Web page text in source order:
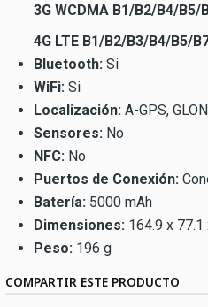
3G WCDMA B1/B2/B4/B5/
4G LTE B1/B2/B3/B4/B5/
Bluetooth: Si
WiFi: Si
Localización: A-GPS,
Sensores: No
NFC: No
Puertos de Conexión:
Batería: 5000 mAh
Dimensiones: 164.9 x 77.1
Peso: 196 g
COMPARTIR ESTE PRODUCTO